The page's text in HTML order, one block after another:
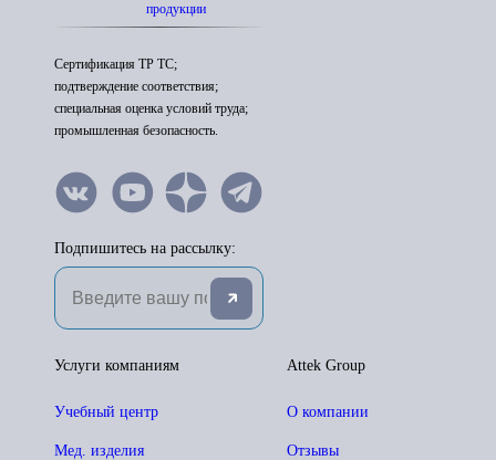
продукции
Сертификация ТР ТС;
подтверждение соответствия;
специальная оценка условий труда;
промышленная безопасность.
Подпишитесь на рассылку:
Attek Group
О компании
Отзывы
Услуги компаниям
Учебный центр
Мед. изделия